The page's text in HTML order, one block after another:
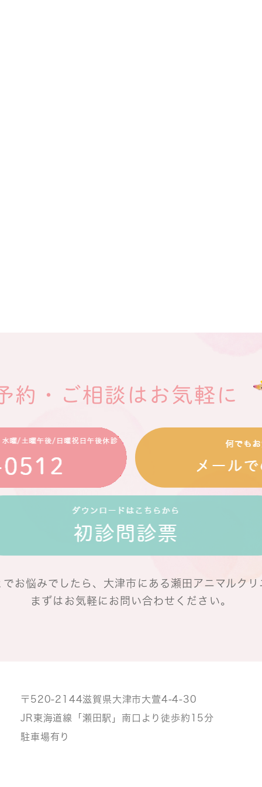
約・ご相談はお気軽に
お悩みでしたら、 大津市にある瀬田アニマルク
まずはお気軽にお問い合わせください。
〒520-2144滋賀県大津市大萱4-4-30
JR東海道線「瀬田駅」南口より徒歩約15分
駐車場有り